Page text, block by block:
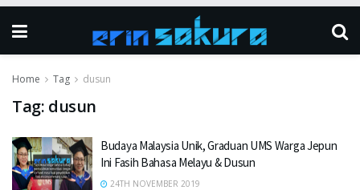
Home Tag dusun
Tag: dusun
Budaya Malaysia Unik, Graduan UMS Warga Jepun
Ini Fasih Bahasa Melayu & Dusun
24TH NOVEMBER 2019